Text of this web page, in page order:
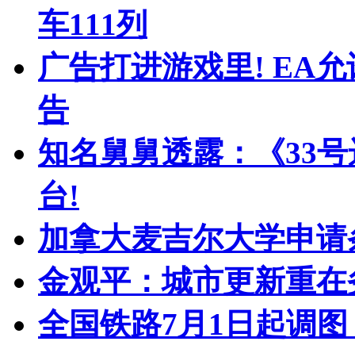
车111列
广告打进游戏里! EA
告
知名舅舅透露：《33
台!
加拿大麦吉尔大学申
金观平：城市更新重
全国铁路7月1日起调